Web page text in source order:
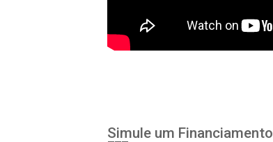
Simule um Financiamento